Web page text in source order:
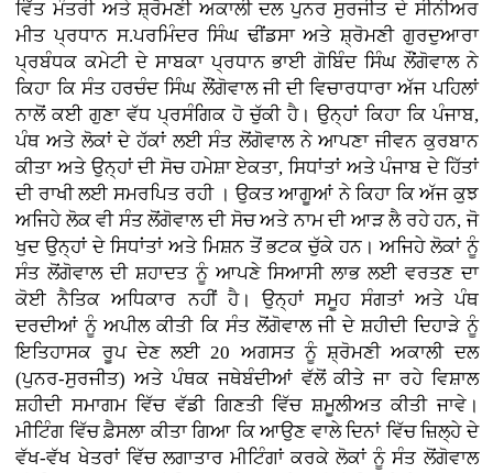
ਵਿੱਤ ਮੰਤਰੀ ਅਤੇ ਸ਼੍ਰੋਮਣੀ ਅਕਾਲੀ ਦਲ ਪੁਨਰ ਸੁਰਜੀਤ ਦੇ ਸੀਨੀਅਰ
ਮੀਤ ਪ੍ਰਧਾਨ ਸ.ਪਰਮਿੰਦਰ ਸਿੰਘ ਢੀਂਡਸਾ ਅਤੇ ਸ਼੍ਰੋਮਣੀ ਗੁਰਦੁਆਰਾ
ਪ੍ਰਬੰਧਕ ਕਮੇਟੀ ਦੇ ਸਾਬਕਾ ਪ੍ਰਧਾਨ ਭਾਈ ਗੋਬਿੰਦ ਸਿੰਘ ਲੌਂਗੋਵਾਲ ਨੇ
ਕਿਹਾ ਕਿ ਸੰਤ ਹਰਚੰਦ ਸਿੰਘ ਲੌਂਗੋਵਾਲ ਜੀ ਦੀ ਵਿਚਾਰਧਾਰਾ ਅੱਜ ਪਹਿਲਾਂ
ਨਾਲੋਂ ਕਈ ਗੁਣਾ ਵੱਧ ਪ੍ਰਸੰਗਿਕ ਹੋ ਚੁੱਕੀ ਹੈ। ਉਨ੍ਹਾਂ ਕਿਹਾ ਕਿ ਪੰਜਾਬ,
ਪੰਥ ਅਤੇ ਲੋਕਾਂ ਦੇ ਹੱਕਾਂ ਲਈ ਸੰਤ ਲੋਂਗੋਵਾਲ ਨੇ ਆਪਣਾ ਜੀਵਨ ਕੁਰਬਾਨ
ਕੀਤਾ ਅਤੇ ਉਨ੍ਹਾਂ ਦੀ ਸੋਚ ਹਮੇਸ਼ਾ ਏਕਤਾ, ਸਿਧਾਂਤਾਂ ਅਤੇ ਪੰਜਾਬ ਦੇ ਹਿੱਤਾਂ
ਦੀ ਰਾਖੀ ਲਈ ਸਮਰਪਿਤ ਰਹੀ । ਉਕਤ ਆਗੂਆਂ ਨੇ ਕਿਹਾ ਕਿ ਅੱਜ ਕੁਝ
ਅਜਿਹੇ ਲੋਕ ਵੀ ਸੰਤ ਲੋਂਗੋਵਾਲ ਦੀ ਸੋਚ ਅਤੇ ਨਾਮ ਦੀ ਆੜ ਲੈ ਰਹੇ ਹਨ, ਜੋ
ਖੁਦ ਉਨ੍ਹਾਂ ਦੇ ਸਿਧਾਂਤਾਂ ਅਤੇ ਮਿਸ਼ਨ ਤੋਂ ਭਟਕ ਚੁੱਕੇ ਹਨ। ਅਜਿਹੇ ਲੋਕਾਂ ਨੂੰ
ਸੰਤ ਲੋਂਗੋਵਾਲ ਦੀ ਸ਼ਹਾਦਤ ਨੂੰ ਆਪਣੇ ਸਿਆਸੀ ਲਾਭ ਲਈ ਵਰਤਣ ਦਾ
ਕੋਈ ਨੈਤਿਕ ਅਧਿਕਾਰ ਨਹੀਂ ਹੈ। ਉਨ੍ਹਾਂ ਸਮੂਹ ਸੰਗਤਾਂ ਅਤੇ ਪੰਥ
ਦਰਦੀਆਂ ਨੂੰ ਅਪੀਲ ਕੀਤੀ ਕਿ ਸੰਤ ਲੋਂਗੋਵਾਲ ਜੀ ਦੇ ਸ਼ਹੀਦੀ ਦਿਹਾੜੇ ਨੂੰ
ਇਤਿਹਾਸਕ ਰੂਪ ਦੇਣ ਲਈ 20 ਅਗਸਤ ਨੂੰ ਸ਼੍ਰੋਮਣੀ ਅਕਾਲੀ ਦਲ
(ਪੁਨਰ-ਸੁਰਜੀਤ) ਅਤੇ ਪੰਥਕ ਜਥੇਬੰਦੀਆਂ ਵੱਲੋਂ ਕੀਤੇ ਜਾ ਰਹੇ ਵਿਸ਼ਾਲ
ਸ਼ਹੀਦੀ ਸਮਾਗਮ ਵਿੱਚ ਵੱਡੀ ਗਿਣਤੀ ਵਿੱਚ ਸ਼ਮੂਲੀਅਤ ਕੀਤੀ ਜਾਵੇ।
ਮੀਟਿੰਗ ਵਿੱਚ ਫ਼ੈਸਲਾ ਕੀਤਾ ਗਿਆ ਕਿ ਆਉਣ ਵਾਲੇ ਦਿਨਾਂ ਵਿੱਚ ਜ਼ਿਲ੍ਹੇ ਦੇ
ਵੱਖ-ਵੱਖ ਖੇਤਰਾਂ ਵਿੱਚ ਲਗਾਤਾਰ ਮੀਟਿੰਗਾਂ ਕਰਕੇ ਲੋਕਾਂ ਨੂੰ ਸੰਤ ਲੋਂਗੋਵਾਲ